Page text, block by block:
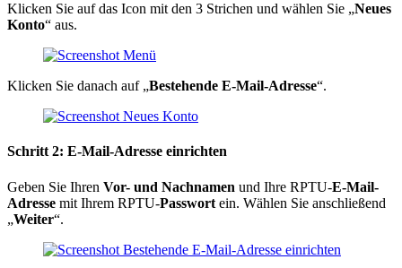
Klicken Sie auf das Icon mit den 3 Strichen und wählen Sie „Neues
Konto“ aus.
Klicken Sie danach auf „Bestehende E-Mail-Adresse“.
Schritt 2: E-Mail-Adresse einrichten
Geben Sie Ihren Vor- und Nachnamen und Ihre RPTU-E-Mail-
Adresse mit Ihrem RPTU-Passwort ein. Wählen Sie anschließend
„Weiter“.